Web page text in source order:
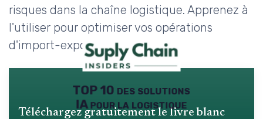
risques dans la chaîne logistique. Apprenez à
l'utiliser pour optimiser vos opérations
d'import-export.
TOP 10 des solutions
IA pour la logistique
Téléchargez gratuitement le livre blanc